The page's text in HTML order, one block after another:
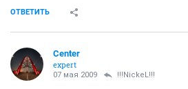
ОТВЕТИТЬ
Center
expert
07 мая 2009 !!!NickeL!!!